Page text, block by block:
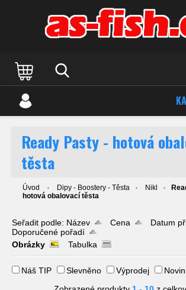
Ready Pasty - hotová
těsta
Úvod Dipy - Boostery - Těsta Nikl
hotová obalovací těsta
Seřadit podle: Název Cena
Datum
Doporučené pořadí
Obrázky
Tabulka
Náš TIP Slevněno Výprodej